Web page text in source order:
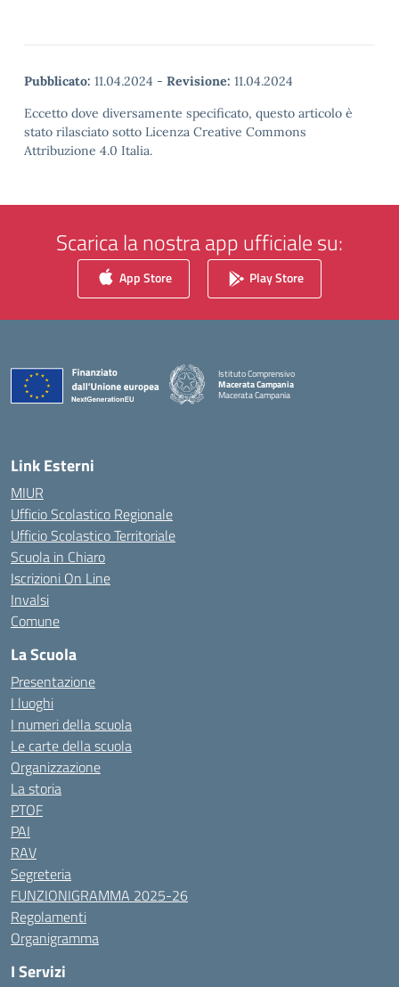
Pubblicato: 11.04.2024 - Revisione: 11.04.2024
Eccetto dove diversamente specificato, questo articolo è
stato rilasciato sotto Licenza Creative Commons
Attribuzione 4.0 Italia.
Scarica la nostra app ufficiale su:
App Store Play Store
Istituto Comprensivo
Macerata Campania
Macerata Campania
— Visita la pagina iniziale della scuola
Link Esterni
MIUR
Ufficio Scolastico Regionale
Ufficio Scolastico Territoriale
Scuola in Chiaro
Iscrizioni On Line
Invalsi
Comune
La Scuola
Presentazione
I luoghi
I numeri della scuola
Le carte della scuola
Organizzazione
La storia
PTOF
PAI
RAV
Segreteria
FUNZIONIGRAMMA 2025-26
Regolamenti
Organigramma
I Servizi